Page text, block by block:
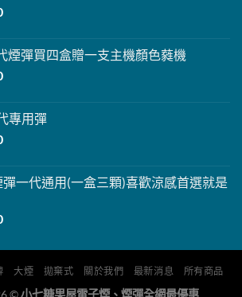
煙彈買四盒贈一支主機顏色蕤機
專用彈
彈一代通用(一盒三顆)喜歡涼感首選就是
大煙 拋棄式 關於我們 最新消息 所有商品